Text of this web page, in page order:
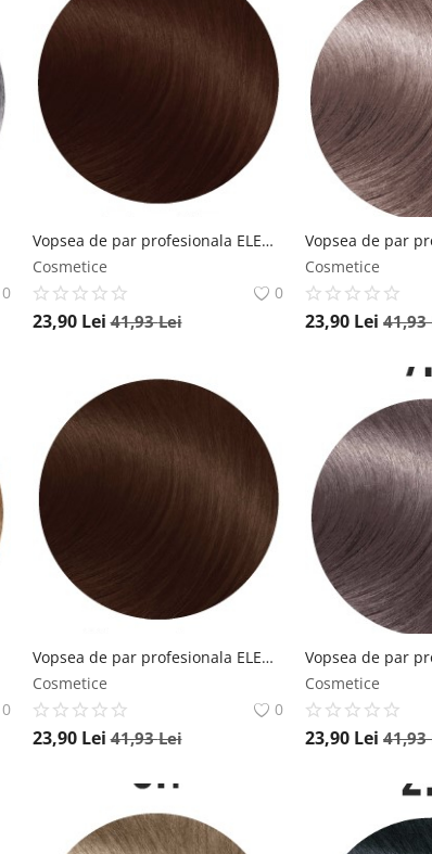
0
Vopsea de par profesionala ELEMENT 6.35 Dark Golden Mahogany Blonde 100ml Element
Cosmetice
0
23,90 Lei 41,93Lei
Cosmetice
23,90 Lei 41,93
0
Vopsea de par profesionala ELEMENT 7.35 Golden Mahogany Blonde 100ml Element
Cosmetice
0
23,90 Lei 41,93Lei
Cosmetice
23,90 Lei 41,93